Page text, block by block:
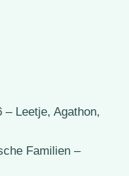
– Leetje, Agathon,
Familien –